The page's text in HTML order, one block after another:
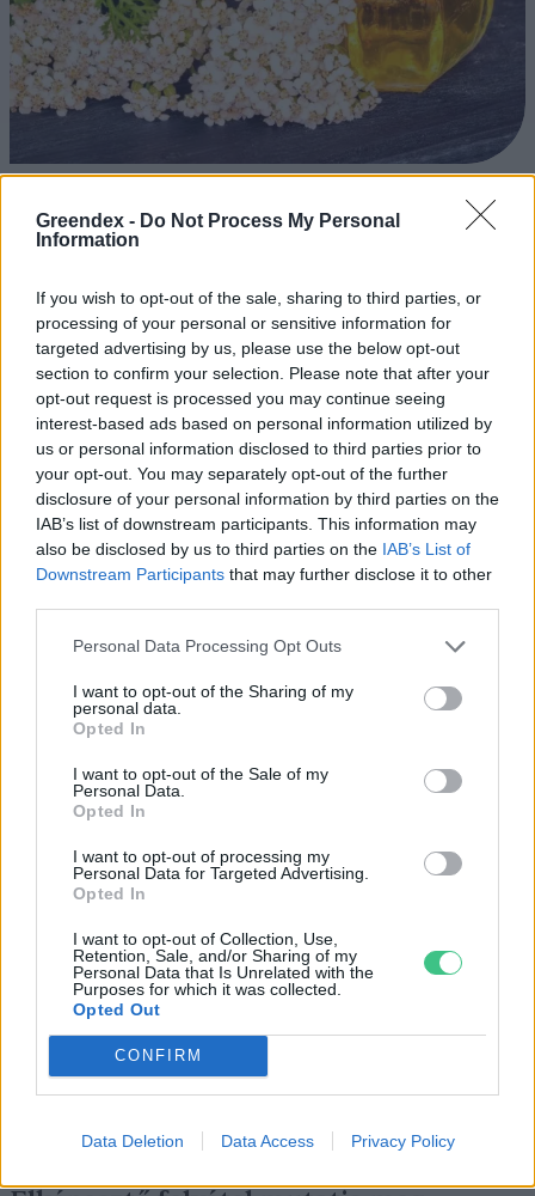
Greendex - Do Not Process My Personal
Information
If you wish to opt-out of the sale, sharing to third parties, or
processing of your personal or sensitive information for
targeted advertising by us, please use the below opt-out
section to confirm your selection. Please note that after your
opt-out request is processed you may continue seeing
interest-based ads based on personal information utilized by
us or personal information disclosed to third parties prior to
your opt-out. You may separately opt-out of the further
disclosure of your personal information by third parties on the
IAB’s list of downstream participants. This information may
also be disclosed by us to third parties on the IAB’s List of
Downstream Participants that may further disclose it to other
Personal Data Processing Opt Outs
I want to opt-out of the Sharing of my
personal data.
Opted In
I want to opt-out of the Sale of my
Personal Data.
Opted In
I want to opt-out of processing my
Personal Data for Targeted Advertising.
Opted In
I want to opt-out of Collection, Use,
Retention, Sale, and/or Sharing of my
Personal Data that Is Unrelated with the
Purposes for which it was collected.
Opted Out
CONFIRM
Data Deletion Data Access Privacy Policy
pedig ma is számos betegség ellen használják.
Születésnapi programokkal várja a
hétvégén a közönséget a 160 éves
Fővárosi Állatkert
ÉLŐ BOLYGÓNK
Szedd magad őszibarack: itt vannak
a legjobb lelőhelyek!
SZEMLE
Négy éven belül valósággá válhatnak az
elektromos repülőjáratok Európában
KÖZLEKEDÉS
Történelmi aszály sújtja Nagy-
Britanniát is